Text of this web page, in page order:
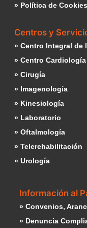
» Política de Cookies
Centros y
» Centro Integral de
» Centro Cardiología
» Cirugía
» Imagenología
» Kinesiología
» Laboratorio
» Oftalmología
» Telerehabilitación
» Urología
Información al
» Convenios,
» Denuncia